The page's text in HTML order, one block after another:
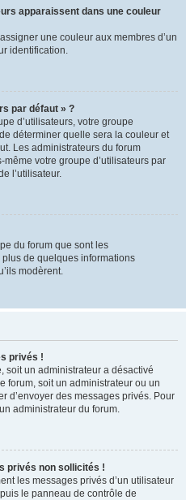
apparaissent dans une couleur
une couleur aux membres d’un
identification.
par défaut » ?
d’utilisateurs, votre groupe
déterminer quelle sera la couleur et
Les administrateurs du forum
votre groupe d’utilisateurs par
l’utilisateur.
du forum que sont les
de quelques informations
modèrent.
privés !
soit un administrateur a désactivé
forum, soit un administrateur ou un
d’envoyer des messages privés. Pour
administrateur du forum.
privés non sollicités !
les messages privés d’un utilisateur
le panneau de contrôle de